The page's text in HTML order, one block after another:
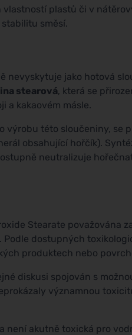
plastů či v
směsí.
nevyskytuje jako hotová
stearová, která se
a kakaovém másle.
výrobu této sloučeniny, se
obsahující hořčík).
neutralizuje
Stearate považována
dostupných
produktech nebo
diskusi spojován s
významnou
není akutně toxická pro